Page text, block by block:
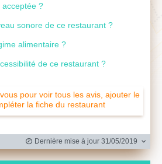
acceptée ?
sonore de ce restaurant ?
alimentaire ?
de ce restaurant ?
pour voir tous les avis, ajouter le
la fiche du restaurant
Dernière mise à jour 31/05/2019